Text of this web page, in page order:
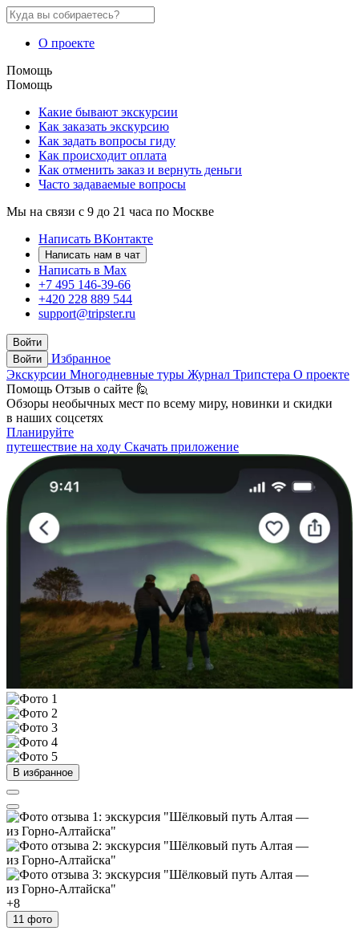
О проекте
Помощь
Помощь
Какие бывают экскурсии
Как заказать экскурсию
Как задать вопросы гиду
Как происходит оплата
Как отменить заказ и вернуть деньги
Часто задаваемые вопросы
Мы на связи с 9 до 21 часа по Москве
Написать ВКонтакте
Написать нам в чат
Написать в Max
+7 495 146-39-66
+420 228 889 544
support@tripster.ru
Войти
Войти
Избранное
Экскурсии Многодневные туры Журнал Трипстера О проекте
Помощь Отзыв о сайте 🙋
Обзоры необычных мест по всему миру, новинки и скидки
в наших соцсетях
Планируйте
путешествие на ходу Скачать приложение
В избранное
+8
11 фото